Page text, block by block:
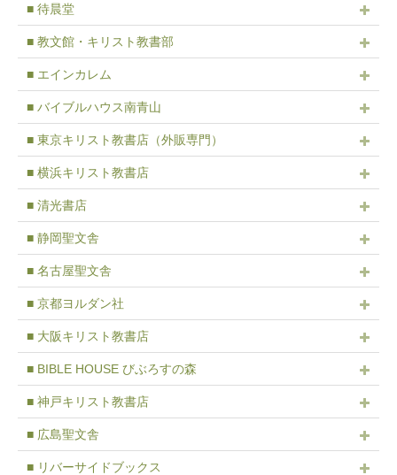
■ 待晨堂
■ 教文館・キリスト教書部
■ エインカレム
■ バイブルハウス南青山
■ 東京キリスト教書店（外販専門）
■ 横浜キリスト教書店
■ 清光書店
■ 静岡聖文舎
■ 名古屋聖文舎
■ 京都ヨルダン社
■ 大阪キリスト教書店
■ BIBLE HOUSE びぶろすの森
■ 神戸キリスト教書店
■ 広島聖文舎
■ リバーサイドブックス